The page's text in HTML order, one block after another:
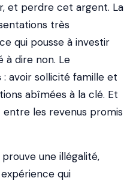
et perdre cet argent. La
très
qui pousse à investir
à dire non. Le
: avoir sollicité famille et
abîmées à la clé. Et
les revenus promis
une illégalité,
qui